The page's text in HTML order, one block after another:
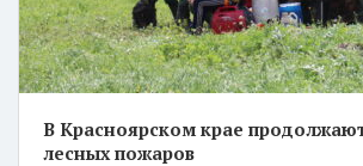
В Красноярском крае
лесных пожаров